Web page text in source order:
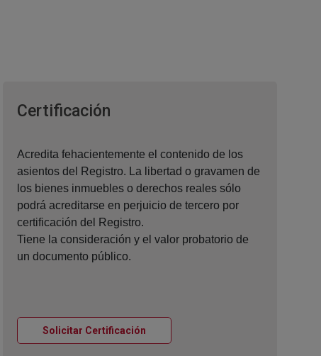
Certificación
Acredita fehacientemente el contenido de los
asientos del Registro. La libertad o gravamen de
los bienes inmuebles o derechos reales sólo
podrá acreditarse en perjuicio de tercero por
certificación del Registro.
Tiene la consideración y el valor probatorio de
un documento público.
Solicitar Certificación